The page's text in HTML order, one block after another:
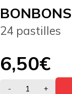
24 pastilles
6,50€
- +